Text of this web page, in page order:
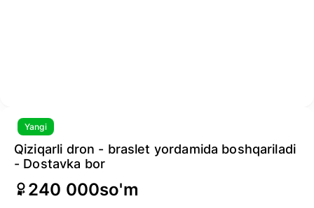
Yangi
Qiziqarli dron - braslet yordamida boshqariladi
- Dostavka bor
240 000so'm